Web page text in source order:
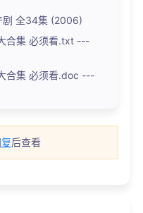
剧 全34集 (2006)
合集 必须看.txt ---
合集 必须看.doc ---
后查看